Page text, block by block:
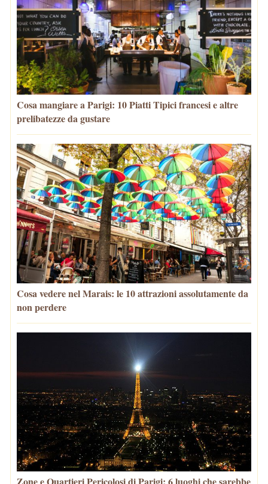
Cosa mangiare a Parigi: 10 Piatti Tipici francesi e altre
prelibatezze da gustare
Cosa vedere nel Marais: le 10 attrazioni assolutamente da
non perdere